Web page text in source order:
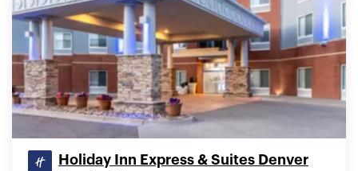
Holiday Inn Express & Suites Denver